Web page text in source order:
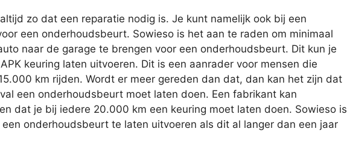
zo dat een reparatie nodig is. Je kunt namelijk ook bij een
een onderhoudsbeurt. Sowieso is het aan te raden om minimaal
naar de garage te brengen voor een onderhoudsbeurt. Dit kun je
keuring laten uitvoeren. Dit is een aanrader voor mensen die
km rijden. Wordt er meer gereden dan dat, dan kan het zijn dat
een onderhoudsbeurt moet laten doen. Een fabrikant kan
dat je bij iedere 20.000 km een keuring moet laten doen. Sowieso is
onderhoudsbeurt te laten uitvoeren als dit al langer dan een jaar